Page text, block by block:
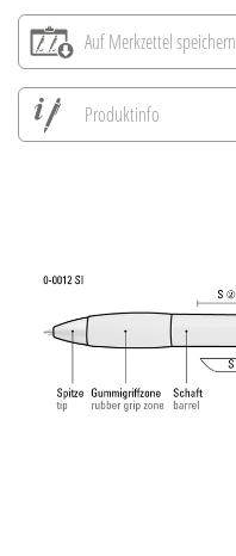
Auf Merkzettel speichern
Produktinfo